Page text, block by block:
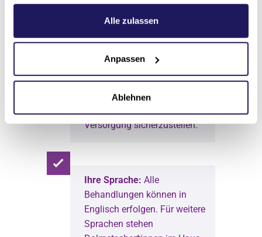
Weitere Informationen hierzu finden Sie in unserer
.Alle zulassen
Anpassen
Ablehnen
versuchen stets, unseren
Patient*innen zeitnahe
Termine zu ermöglichen, um
Versorgung sicherzustellen.
Ihre Sprache: Alle
Behandlungen können in
Englisch erfolgen. Für weitere
Sprachen stehen